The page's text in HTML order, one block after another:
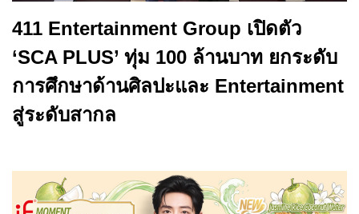
411 Entertainment Group เปิดตัว
‘SCA PLUS’ ทุ่ม 100 ล้านบาท ยกระดับ
การศึกษาด้านศิลปะและ Entertainment
สู่ระดับสากล